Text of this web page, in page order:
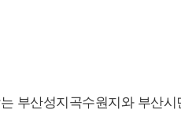
부산성지곡수원지와 부산